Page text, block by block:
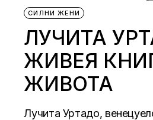
СИЛНИ ЖЕНИ
ЛУЧИТА
ЖИВЕЯ
ЖИВОТА
Лучита Уртадо,